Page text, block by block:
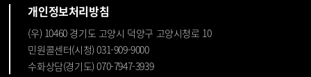
개인정보처리방침
(우) 10460 경기도 고양시 덕양구 고양시청로 10
민원콜센터(시청) 031-909-9000
수화상담(경기도) 070-7947-3939